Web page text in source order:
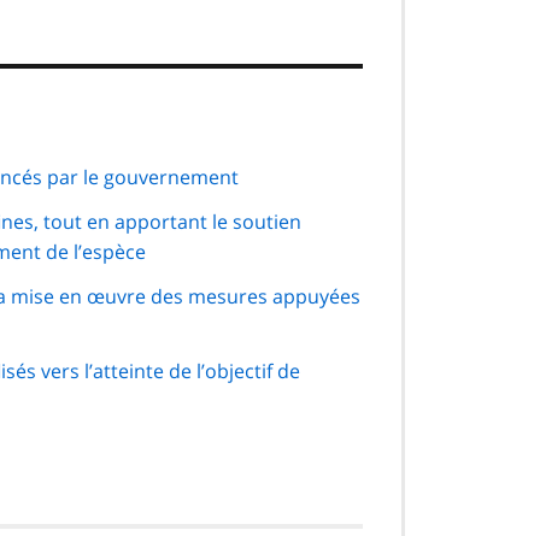
par le gouvernement
tout en apportant le soutien
de l’espèce
mise en œuvre des mesures appuyées
vers l’atteinte de l’objectif de